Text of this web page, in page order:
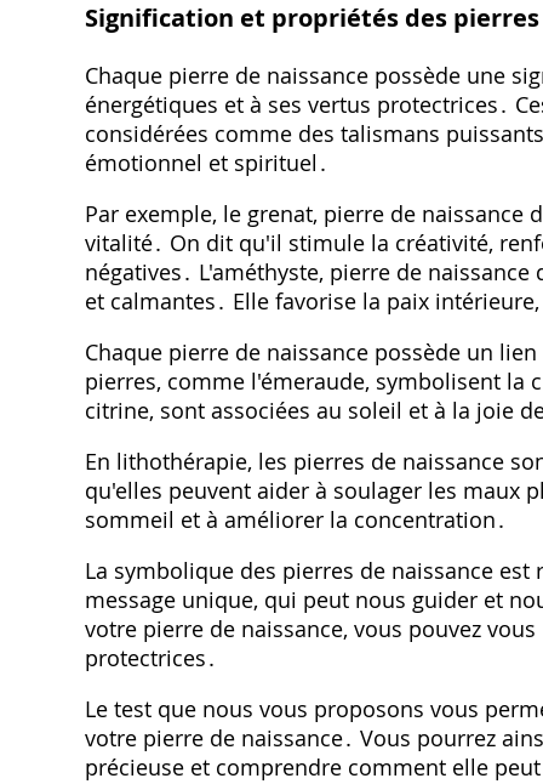
Signification et propriétés des pierres
Chaque pierre de naissance possède une
énergétiques et à ses vertus protectrices․
considérées comme des talismans
émotionnel et spirituel․
Par exemple, le grenat, pierre de naissance
vitalité․ On dit qu'il stimule la créativité,
négatives․ L'améthyste, pierre de
et calmantes․ Elle favorise la paix
Chaque pierre de naissance possède un
pierres, comme l'émeraude, symbolisent la
citrine, sont associées au soleil et à la joie
En lithothérapie, les pierres de naissance
qu'elles peuvent aider à soulager les maux
sommeil et à améliorer la concentration․
La symbolique des pierres de naissance
message unique, qui peut nous guider et
votre pierre de naissance, vous pouvez
protectrices․
Le test que nous vous proposons vous
votre pierre de naissance․ Vous pourrez
précieuse et comprendre comment elle